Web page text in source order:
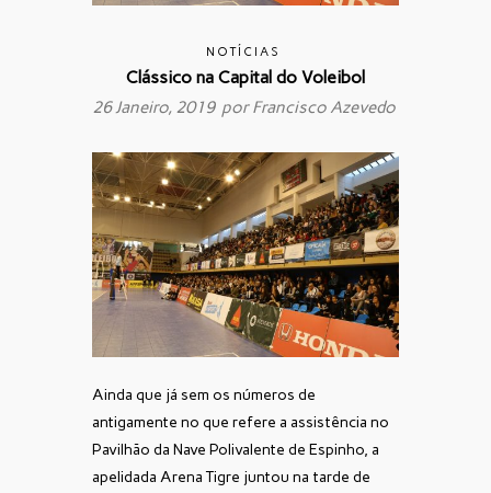
NOTÍCIAS
Clássico na Capital do Voleibol
26 Janeiro, 2019 porFrancisco Azevedo
Ainda que já sem os números de
antigamente no que refere a assistência no
Pavilhão da Nave Polivalente de Espinho, a
apelidada Arena Tigre juntou na tarde de